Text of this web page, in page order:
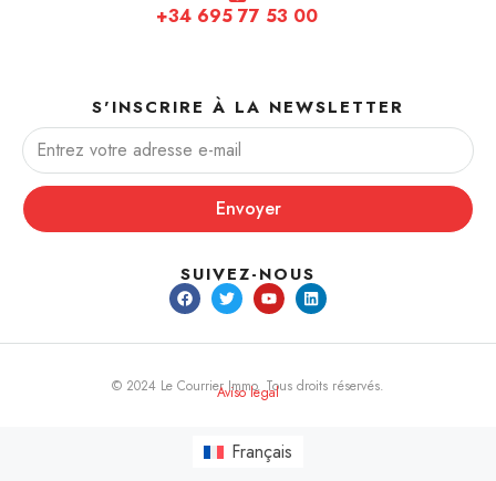
+34 695 77 53 00
S'INSCRIRE À LA NEWSLETTER
Envoyer
SUIVEZ-NOUS
© 2024 Le Courrier Immo. Tous droits réservés.
Aviso legal
Français